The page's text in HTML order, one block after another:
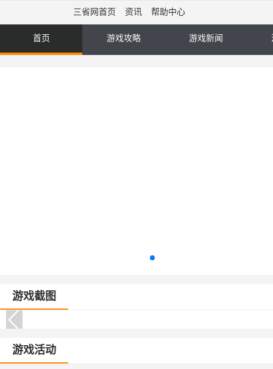
三省网首页 资讯 帮助中心
首页 游戏攻略 游戏新闻
游戏截图
游戏活动